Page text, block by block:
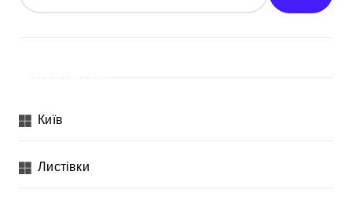
Київ
Листівки